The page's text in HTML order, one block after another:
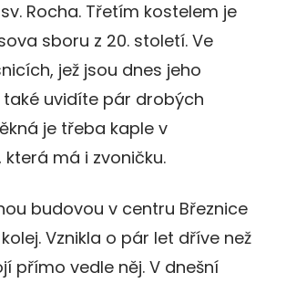
Rocha. Třetím kostelem je
sboru z 20. století. Ve
jež jsou dnes jeho
uvidíte pár drobých
je třeba kaple v
která má i zvoničku.
budovou v centru Březnice
Vznikla o pár let dříve než
přímo vedle něj. V dnešní